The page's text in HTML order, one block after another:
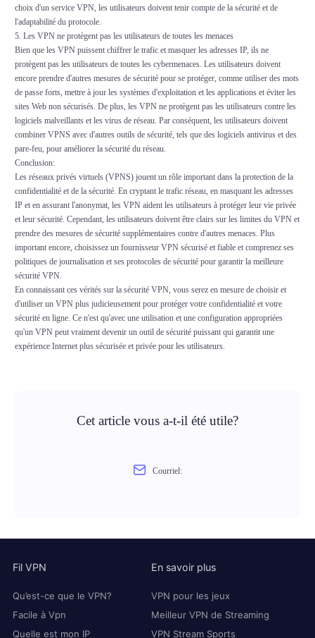
choix d'un service VPN, les utilisateurs doivent tenir compte de la sécurité et de
l'adaptabilité du protocole.
5. Les VPN ne protègent pas les utilisateurs de toutes les menaces
Bien que les VPN puissent chiffrer le trafic et masquer les adresses IP, ils ne
protègent pas les utilisateurs de toutes les cybermenaces. Les utilisateurs doivent
encore prendre d'autres mesures de sécurité pour se protéger, comme utiliser des mots
de passe forts, mettre à jour les systèmes d'exploitation et les applications et éviter les
sites Web non sécurisés. De plus, les VPN ne protègent pas les utilisateurs contre les
logiciels malveillants et les virus de réseau. Par conséquent, les utilisateurs doivent
combiner VPNS avec d'autres outils de sécurité, tels que des logiciels antivirus et des
pare-feu, pour améliorer la sécurité du réseau.
Conclusion:
Les réseaux privés virtuels (VPNS) jouent un rôle important dans la protection de la
confidentialité et de la sécurité. En cryptant le trafic réseau, en masquant les adresses
IP et en assurant l'anonymat, les VPN aident les utilisateurs à protéger leur vie privée
et leur sécurité. Cependant, les utilisateurs doivent être clairs sur les limites du VPN et
prendre des mesures de sécurité supplémentaires contre d'autres menaces. Plus
important encore, choisissez un fournisseur VPN sécurisé et fiable et comprenez ses
politiques de journalisation et ses protocoles de sécurité pour garantir la meilleure
sécurité VPN.
En connaissant ces vérités sur la sécurité VPN, vous serez en mesure de choisir et
d'utiliser un VPN plus judicieusement pour protéger votre confidentialité et votre
sécurité en ligne. Ce n'est qu'avec une utilisation et une configuration appropriées
qu'un VPN peut vraiment devenir un outil de sécurité puissant qui garantit une
expérience Internet plus sécurisée et privée pour les utilisateurs.
Cet article vous a-t-il été utile?
Courriel:
Fil VPN
Qu’est-ce que le VPN?
Facile à Vpn
Quelle est mon IP
En savoir plus
VPN pour les jeux
Meilleur VPN de Streaming
VPN Stream Sports